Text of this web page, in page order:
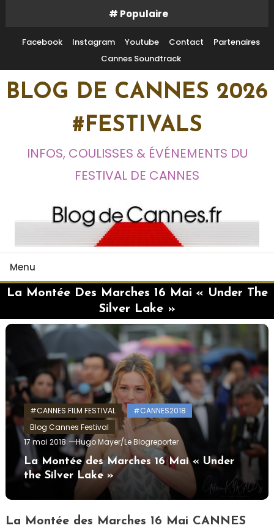
Content
# Populaire
Facebook Instagram Youtube Contact
Partenaires
Cannes Soundtrack
BLOG DE CANNES 2026
#FESTIVALS
INFOS, COULISSES & ÉVÉNEMENTS DU
FESTIVAL DE CANNES
Menu
La Montée Des Marches 16 Mai « Under The
Silver Lake »
#CANNES FILM FESTIVAL
#CANNES2018
Blog Cannes Festival
17 mai 2018
Hugo Mayer/Le Blogreporter
La Montée des Marches 16 Mai « Under
the Silver Lake »
La Montée des Marches 16 Mai CANNES